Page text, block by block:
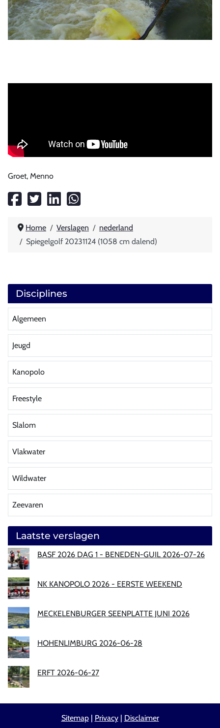
Groet, Menno
Home Verslagen
nederland
Spiegelgolf 20231124 (1058 cm dalend)
Disciplines
Algemeen
Jeugd
Kanopolo
Freestyle
Slalom
Vlakwater
Wildwater
Zeevaren
Laatste verslagen
BASF 2026 DAG 1 - BENEDEN-GUIL 2026-07-26
NK KANOPOLO 2026 - EERSTE WEEKEND
MECKELENBURGER SEENPLATTE JUNI 2026
HOHENLIMBURG 2026-06-28
ERFT 2026-06-27
Sitemap| Privacy| Disclaimer